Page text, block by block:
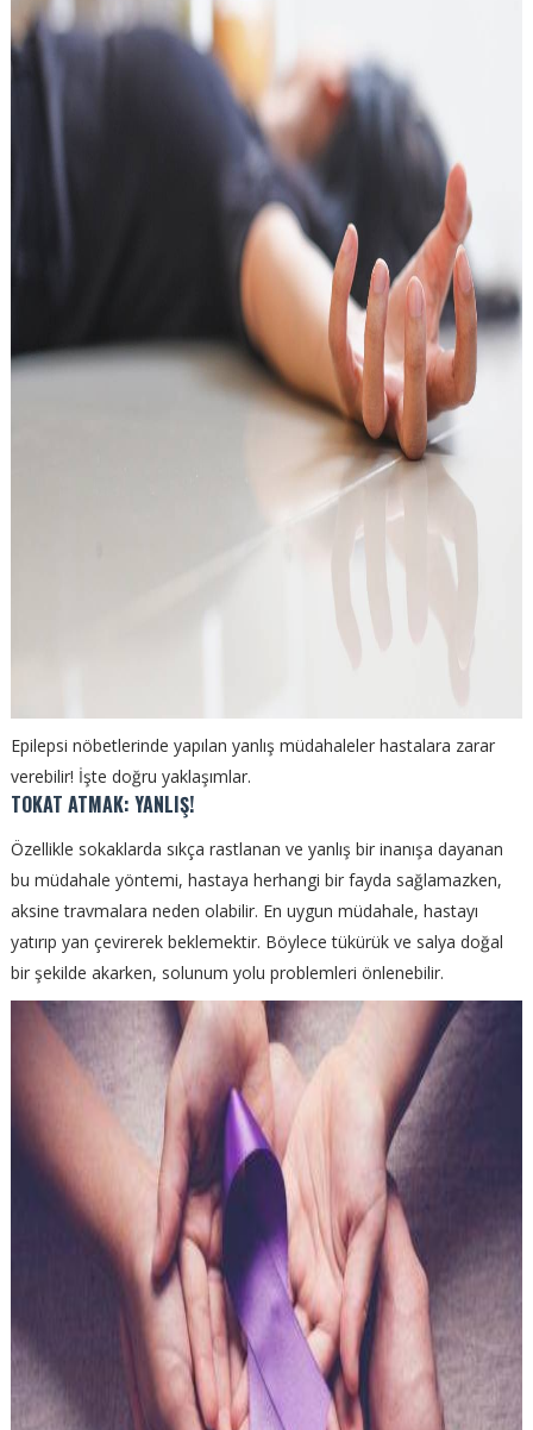
Epilepsi nöbetlerinde yapılan yanlış müdahaleler hastalara zarar
verebilir! İşte doğru yaklaşımlar.
TOKAT ATMAK: YANLIŞ!
Özellikle sokaklarda sıkça rastlanan ve yanlış bir inanışa dayanan
bu müdahale yöntemi, hastaya herhangi bir fayda sağlamazken,
aksine travmalara neden olabilir. En uygun müdahale, hastayı
yatırıp yan çevirerek beklemektir. Böylece tükürük ve salya doğal
bir şekilde akarken, solunum yolu problemleri önlenebilir.